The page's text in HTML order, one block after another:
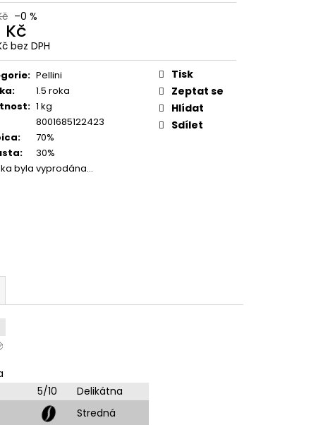
–0 %
Kč
bez DPH
: Pellini
:
1.5 roka
: 1 kg
8001685122423
:
70%
:
30%
byla vyprodána…
Tisk
Zeptat se
Hlídat
Sdílet
5/10
Delikátna
Stredná